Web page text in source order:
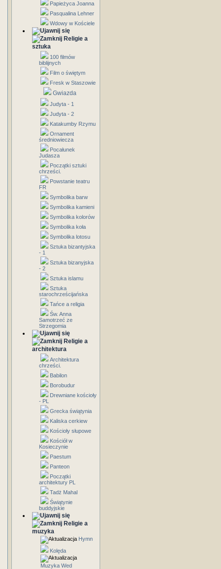
Papieżyca Joanna
Pasqualina Lehner
Wdowy w Kościele
Religie a
sztuka
100 filmów
biblijnych
Film o świętym
Fresk w Staszowie
Gwiazda
Judyta - 1
Judyta - 2
Katakumby Rzymu
Ornament
średniowiecza
Pocałunek
Judasza
Początki sztuki
chrześci.
Powstanie teatru
FR
Symbolika barw
Symbolika kamieni
Symbolika kolorów
Symbolika koła
Symbolika lotosu
Sztuka bizantyjska
- 1
Sztuka bizanyjska
- 2
Sztuka islamu
Sztuka
starochrześcijańska
Tańce a religia
Św. Anna
Samotrzeć ze
Strzegomia
Religie a
architektura
Architektura
chrześci.
Babilon
Borobudur
Drewniane kościoły
- PL
Grecka świątynia
Kaliska cerkiew
Kościoły słupowe
Kościół w
Kosieczynie
Paestum
Panteon
Początki
architektury PL
Tadż Mahal
Świątynie
buddyjskie
Religie a
muzyka
Hymn
Kolęda
Muzyka Wed